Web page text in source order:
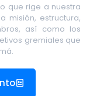
que rige a nuestra
misión, estructura,
así como los
gremiales que